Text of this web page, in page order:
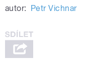
autor: Petr Vichnar